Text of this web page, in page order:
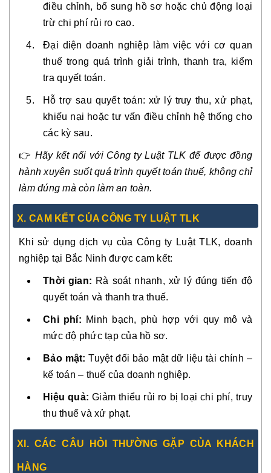
điều chỉnh, bổ sung hồ sơ hoặc chủ động loại
trừ chi phí rủi ro cao.
Đại diện doanh nghiệp làm việc với cơ quan
thuế trong quá trình giải trình, thanh tra, kiểm
tra quyết toán.
Hỗ trợ sau quyết toán: xử lý truy thu, xử phạt,
khiếu nại hoặc tư vấn điều chỉnh hệ thống cho
các kỳ sau.
👉 Hãy kết nối với Công ty Luật TLK để được đồng
hành xuyên suốt quá trình quyết toán thuế, không chỉ
làm đúng mà còn làm an toàn.
X. CAM KẾT CỦA CÔNG TY LUẬT TLK
Khi sử dụng dịch vụ của Công ty Luật TLK, doanh
nghiệp tại Bắc Ninh được cam kết:
Thời gian: Rà soát nhanh, xử lý đúng tiến độ
quyết toán và thanh tra thuế.
Chi phí: Minh bạch, phù hợp với quy mô và
mức độ phức tạp của hồ sơ.
Bảo mật: Tuyệt đối bảo mật dữ liệu tài chính –
kế toán – thuế của doanh nghiệp.
Hiệu quả: Giảm thiểu rủi ro bị loại chi phí, truy
thu thuế và xử phạt.
XI. CÁC CÂU HỎI THƯỜNG GẶP CỦA KHÁCH
HÀNG